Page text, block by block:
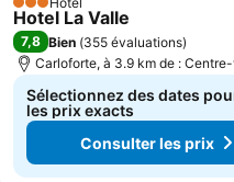
3 Étoiles
Hotel La Valle
7,8 Bien (355 évaluations)
Carloforte, à 3.9 km de :
Sélectionnez des dates
les prix exacts
Consulter les prix